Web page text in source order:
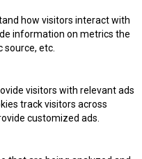
how visitors interact with
information on metrics the
source, etc.
visitors with relevant ads
track visitors across
customized ads.